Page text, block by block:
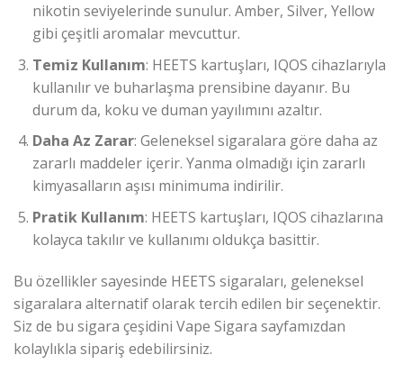
nikotin seviyelerinde sunulur. Amber, Silver, Yellow
gibi çeşitli aromalar mevcuttur.
Temiz Kullanım: HEETS kartuşları, IQOS cihazlarıyla
kullanılır ve buharlaşma prensibine dayanır. Bu
durum da, koku ve duman yayılımını azaltır.
Daha Az Zarar: Geleneksel sigaralara göre daha az
zararlı maddeler içerir. Yanma olmadığı için zararlı
kimyasalların aşısı minimuma indirilir.
Pratik Kullanım: HEETS kartuşları, IQOS cihazlarına
kolayca takılır ve kullanımı oldukça basittir.
Bu özellikler sayesinde HEETS sigaraları, geleneksel
sigaralara alternatif olarak tercih edilen bir seçenektir.
Siz de bu sigara çeşidini Vape Sigara sayfamızdan
kolaylıkla sipariş edebilirsiniz.